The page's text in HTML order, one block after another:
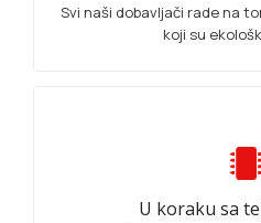
Svi naši dobavljači rade na
koji su
U koraku sa